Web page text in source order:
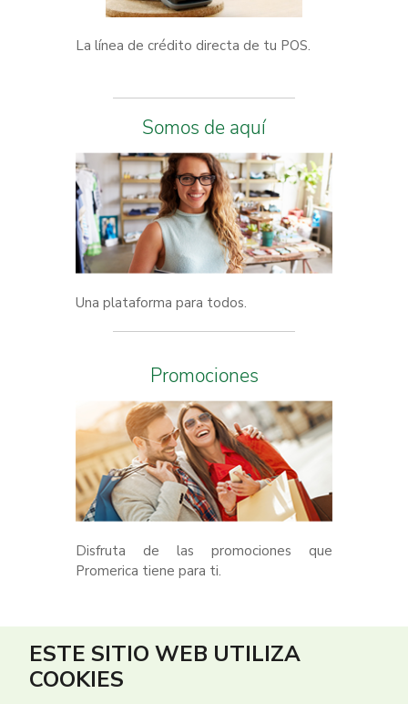
La línea de crédito directa de tu POS.
Somos de aquí
Una plataforma para todos.
Promociones
Disfruta de las promociones que
Promerica tiene para ti.
ESTE SITIO WEB UTILIZA
COOKIES